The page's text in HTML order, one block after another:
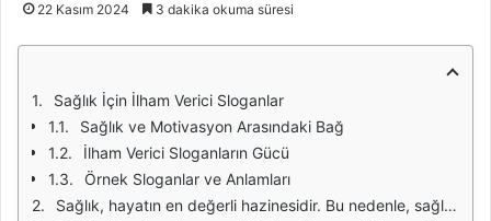
22 Kasım 2024 3 dakika okuma süresi
Sağlık İçin İlham Verici Sloganlar
Sağlık ve Motivasyon Arasındaki Bağ
İlham Verici Sloganların Gücü
Örnek Sloganlar ve Anlamları
Sağlık, hayatın en değerli hazinesidir. Bu nedenle, sağlıklı yaşam alışkanlıklarını teşvik eden sloganlar, bireyleri motive etmenin yanı sıra toplum genelinde sağlık bilincini artırma amacı taşır. İyi bir sağlık durumu, sadece fiziksel değil, aynı zamanda zihinsel ve duygusal dengeyi de içerir. Sağlık için ilham veren sloganlar, bu dengeyi sağlamak adına bireylere yol gösterebilir.